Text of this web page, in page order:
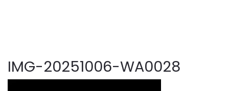
IMG-20251006-WA0028